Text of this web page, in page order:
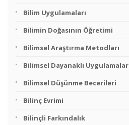
Bilim Uygulamaları
Bilimin Doğasının Öğretimi
Bilimsel Araştırma Metodları
Bilimsel Dayanaklı Uygulamalar
Bilimsel Düşünme Becerileri
Bilinç Evrimi
Bilinçli Farkındalık